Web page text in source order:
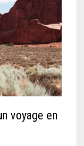
voyage en